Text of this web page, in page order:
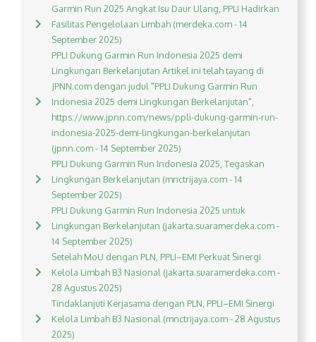
Garmin Run 2025 Angkat Isu Daur Ulang, PPLI Hadirkan
Fasilitas Pengelolaan Limbah (merdeka.com - 14
September 2025)
PPLI Dukung Garmin Run Indonesia 2025 demi
Lingkungan Berkelanjutan Artikel ini telah tayang di
JPNN.com dengan judul "PPLI Dukung Garmin Run
Indonesia 2025 demi Lingkungan Berkelanjutan",
https://www.jpnn.com/news/ppli-dukung-garmin-run-
indonesia-2025-demi-lingkungan-berkelanjutan
(jpnn.com - 14 September 2025)
PPLI Dukung Garmin Run Indonesia 2025, Tegaskan
Lingkungan Berkelanjutan (mnctrijaya.com - 14
September 2025)
PPLI Dukung Garmin Run Indonesia 2025 untuk
Lingkungan Berkelanjutan (jakarta.suaramerdeka.com -
14 September 2025)
Setelah MoU dengan PLN, PPLI–EMI Perkuat Sinergi
Kelola Limbah B3 Nasional (jakarta.suaramerdeka.com -
28 Agustus 2025)
Tindaklanjuti Kerjasama dengan PLN, PPLI–EMI Sinergi
Kelola Limbah B3 Nasional (mnctrijaya.com - 28 Agustus
2025)